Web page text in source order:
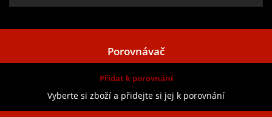
Porovnávač
Přidat k porovnání
Vyberte si zboží a přidejte si jej k porovnání